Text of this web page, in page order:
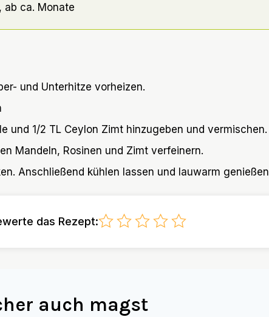
ab ca. Monate
und Unterhitze vorheizen.
und 1/2 TL Ceylon Zimt hinzugeben und vermischen.
Mandeln, Rosinen und Zimt verfeinern.
Anschließend kühlen lassen und lauwarm genießen
das Rezept:
auch magst